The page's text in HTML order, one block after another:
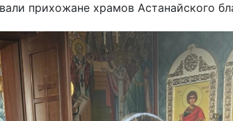
прихожане храмов Астанайского